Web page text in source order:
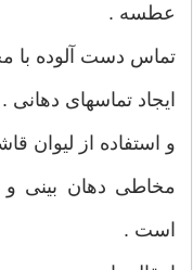
عطسه .
تماس دست آلوده با
ایجاد تماسهای دهانی .
و استفاده از لیوان
مخاطی دهان بینی و
است .